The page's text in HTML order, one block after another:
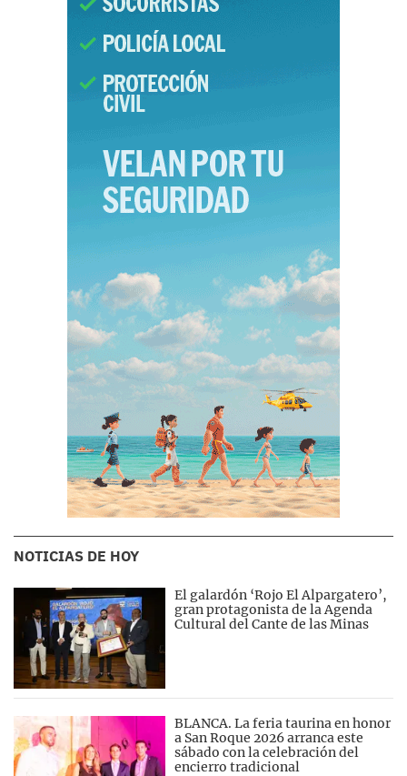
NOTICIAS DE HOY
El galardón ‘Rojo El Alpargatero’,
gran protagonista de la Agenda
Cultural del Cante de las Minas
BLANCA. La feria taurina en honor
a San Roque 2026 arranca este
sábado con la celebración del
encierro tradicional